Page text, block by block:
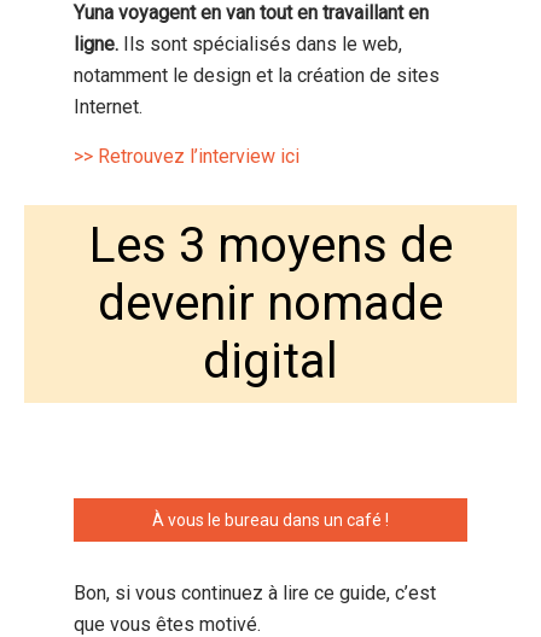
Yuna voyagent en van tout en travaillant en
ligne.Ils sont spécialisés dans le web,
notamment le design et la création de sites
Internet.
>> Retrouvez l’interview ici
Les 3 moyens de
devenir nomade
digital
À vous le bureau dans un café !
Bon, si vous continuez à lire ce guide, c’est
que vous êtes motivé.